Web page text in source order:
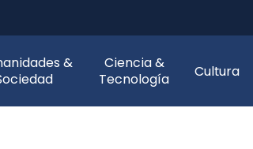
&
Ciencia &
Tecnología
Cultura